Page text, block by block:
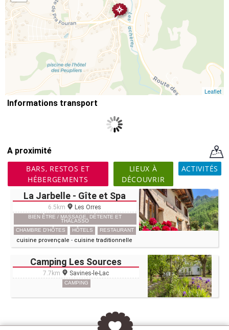
Leaflet
Informations transport
A proximité
BARS, RESTOS ET
HÉBERGEMENTS
LIEUX À
DÉCOUVRIR
ACTIVITÉS
La Jarbelle - Gîte et Spa
6.5km Les Orres
BIEN ÊTRE / MASSAGE, DÉTENTE ET
THALASSO
CHAMBRE D'HÔTES
HÔTELS RESTAURANT
cuisine provençale - cuisine traditionnelle
Camping Les Sources
7.7km Savines-le-Lac
CAMPING